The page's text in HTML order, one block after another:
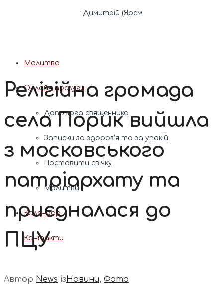
Патріарх Димитрій (Ярема)
Молитва
Онлайн послуги
Допомога священника
Записки за здоров’я та за упокій
Поставити свічку
Молитви
Календар
Контакти
Релігійна громада
села Порик вийшла
з московського
патріархату та
приєдналася до
ПЦУ
Автор News ізНовини, Фото